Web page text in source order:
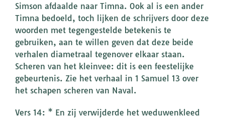
Simson afdaalde naar Timna. Ook al is een ander
Timna bedoeld, toch lijken de schrijvers door deze
woorden met tegengestelde betekenis te
gebruiken, aan te willen geven dat deze beide
verhalen diametraal tegenover elkaar staan.
Scheren van het kleinvee: dit is een feestelijke
gebeurtenis. Zie het verhaal in 1 Samuel 13 over
het schapen scheren van Naval.
Vers 14: * En zij verwijderde het weduwenkleed